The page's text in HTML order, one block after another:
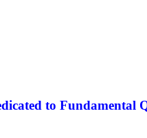
to Fundamental